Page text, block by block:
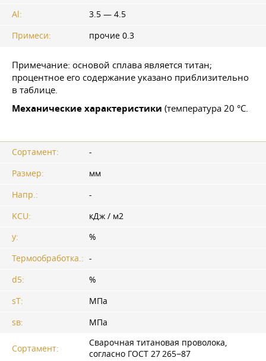
Al:
3.5 — 4.5
Примеси:
прочие 0.3
Примечание: основой сплава является титан;
процентное его содержание указано приблизительно
в таблице.
Механические характеристики (температура 20 °C.
Сортамент:
-
Размер:
мм
Напр.:
-
KCU:
кДж / м2
y:
%
Термообработка.: -
d5:
%
sT:
МПа
sв:
МПа
Сортамент:
Сварочная титановая проволока,
согласно ГОСТ 27265−87